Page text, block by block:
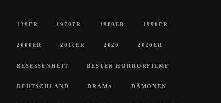
139ER 1970ER 1980ER 1990ER
2000ER 2010ER 2020 2020ER
BESESSENHEIT BESTEN HORRORFILME
DEUTSCHLAND DRAMA DÄMONEN